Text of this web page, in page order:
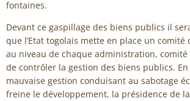
fontaines.
Devant ce gaspillage des biens publics il
que l’Etat togolais mette en place un comité
au niveau de chaque administration,
de contrôler la gestion des biens publics.
mauvaise gestion conduisant au sabotage
freine le développement, la présidence de